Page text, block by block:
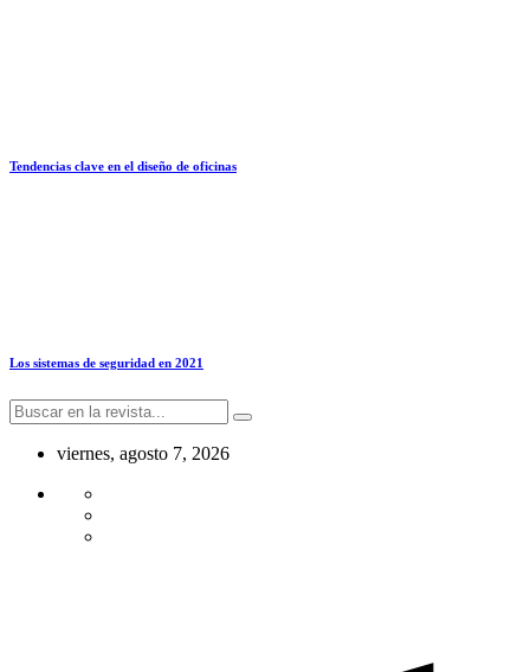
Tendencias clave en el diseño de oficinas
Los sistemas de seguridad en 2021
viernes, agosto 7, 2026